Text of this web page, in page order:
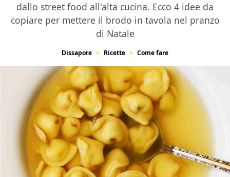
dallo street food all'alta cucina. Ecco 4 idee da
copiare per mettere il brodo in tavola nel pranzo
di Natale
Dissapore Ricette Come fare